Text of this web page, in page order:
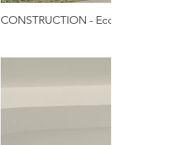
CONSTRUCTION - Ecoquartier 35